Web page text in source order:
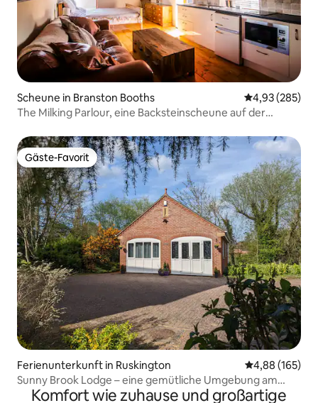
Scheune in Branston Booths
4,93 (285)
The Milking Parlour, eine Backsteinscheune auf der
Gäste-Favorit
Gäste-Favorit
Ferienunterkunft in Ruskington
4,88 (165)
Sunny Brook Lodge – eine gemütliche Umgebung am
BachKomfort wie zuhause und großartige